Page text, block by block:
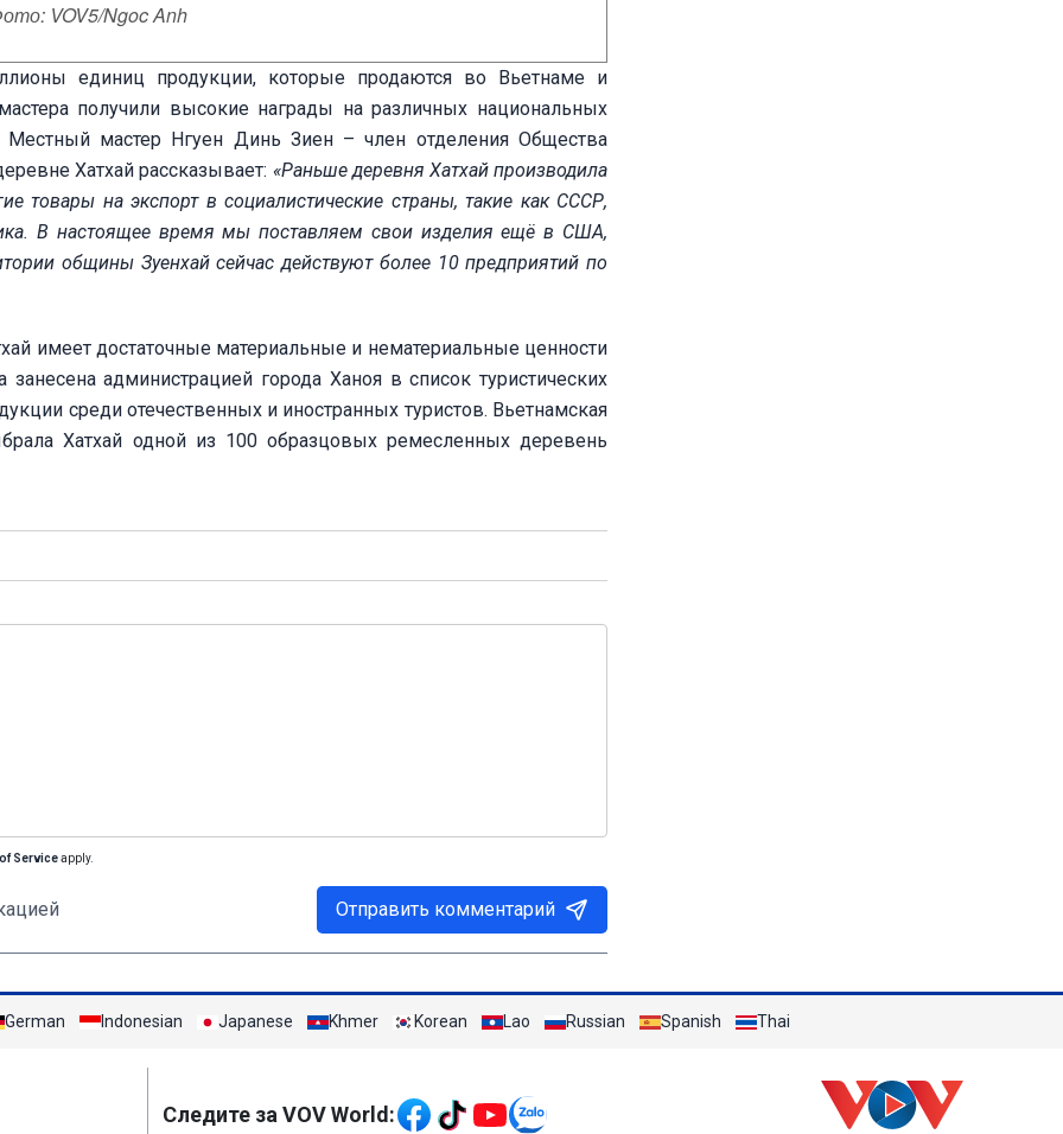
VOV5/Ngoc Anh
единиц продукции, которые продаются во Вьетнаме и
получили высокие награды на различных национальных
Местный мастер Нгуен Динь Зиен – член отделения Общества
Хатхай рассказывает: «Раньше деревня Хатхай производила
товары на экспорт в социалистические страны, такие как СССР,
В настоящее время мы поставляем свои изделия ещё в США,
общины Зуенхай сейчас действуют более 10 предприятий по
имеет достаточные материальные и нематериальные ценности
администрацией города Ханоя в список туристических
среди отечественных и иностранных туристов. Вьетнамская
Хатхай одной из 100 образцовых ремесленных деревень
Serviceapply.
Отправить комментарий
German Indonesian Japanese Khmer Korean Lao Russian Spanish Thai
Следите за VOV World: